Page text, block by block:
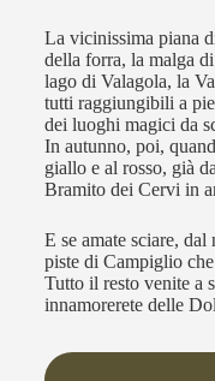
La vicinissima piana
della forra, la malga
lago di Valagola, la
tutti raggiungibili a
dei luoghi magici da
In autunno, poi,
giallo e al rosso, già
Bramito dei Cervi in
E se amate sciare,
piste di Campiglio
Tutto il resto venite
innamorerete delle